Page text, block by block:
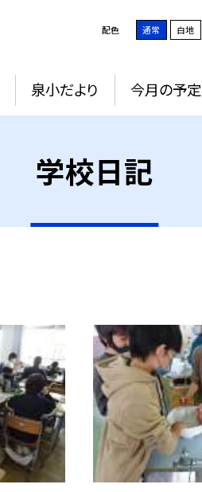
配色 通常 白地
泉小だより 今月の予定
学校日記